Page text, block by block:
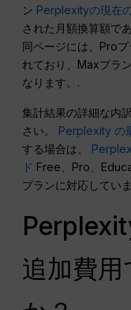
ン Perplexityの現在
された月額換算額で
同ページには、Pro
れており、Maxプラ
なります。.
集計結果の詳細な内
さい。 Perplexity の
する場合は、
ド Free、Pro、
プランに対応してい
追加費